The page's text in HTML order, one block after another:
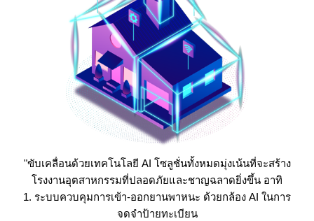
"ขับเคลื่อนด้วยเทคโนโลยี AI โซลูชั่นทั้งหมดมุ่งเน้นที่จะสร้าง
โรงงานอุตสาหกรรมที่ปลอดภัยและชาญฉลาดยิ่งขึ้น อาทิ
1. ระบบควบคุมการเข้า-ออกยานพาหนะ ด้วยกล้อง AI ในการ
จดจำป้ายทะเบียน